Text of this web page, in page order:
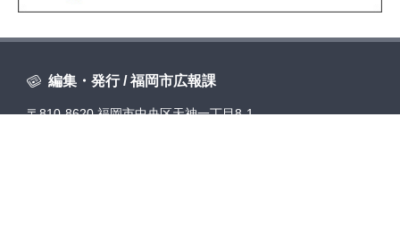
編集・発行 / 福岡市広報課
〒810-8620 福岡市中央区天神一丁目8-1